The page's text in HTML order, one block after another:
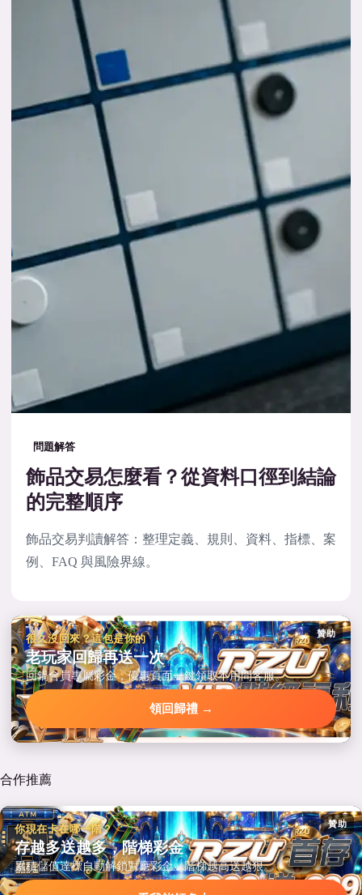
問題解答
飾品交易怎麼看？從資料口徑到結論
的完整順序
飾品交易判讀解答：整理定義、規則、資料、指標、案
例、FAQ 與風險界線。
贊助
很久沒回來？這包是你的
老玩家回歸再送一次
回鍋會員專屬彩金，優惠頁面一鍵領取不用問客服。
領回歸禮 →
合作推薦
贊助
你現在卡在哪一階？
存越多送越多，階梯彩金
累積儲值達標自動解鎖對應彩金，階梯越高送越狠。